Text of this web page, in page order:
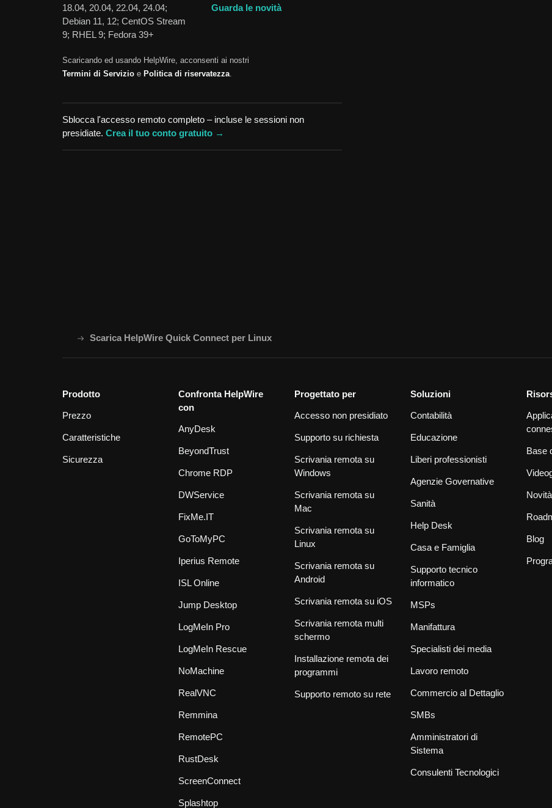
18.04, 20.04, 22.04, 24.04;
Debian 11, 12; CentOS Stream
9; RHEL 9; Fedora 39+
Guarda le novità
Scaricando ed usando HelpWire, acconsenti ai nostri
Termini di Servizio e Politica di riservatezza.
Sblocca l'accesso remoto completo – incluse le sessioni non
presidiate. Crea il tuo conto gratuito →
Scarica HelpWire Quick Connect per Linux
Prodotto
Prezzo
Caratteristiche
Sicurezza
Confronta HelpWire
con
AnyDesk
BeyondTrust
Chrome RDP
DWService
FixMe.IT
GoToMyPC
Iperius Remote
ISL Online
Jump Desktop
LogMeIn Pro
LogMeIn Rescue
NoMachine
RealVNC
Remmina
RemotePC
RustDesk
ScreenConnect
Splashtop
Progettato per
Accesso non presidiato
Supporto su richiesta
Scrivania remota su
Windows
Scrivania remota su
Mac
Scrivania remota su
Linux
Scrivania remota su
Android
Scrivania remota su iOS
Scrivania remota multi
schermo
Installazione remota dei
programmi
Supporto remoto su rete
Soluzioni
Contabilità
Educazione
Liberi professionisti
Agenzie Governative
Sanità
Help Desk
Casa e Famiglia
Supporto tecnico
informatico
MSPs
Manifattura
Specialisti dei media
Lavoro remoto
Commercio al Dettaglio
SMBs
Amministratori di
Sistema
Consulenti Tecnologici
Base
Novità
Blog